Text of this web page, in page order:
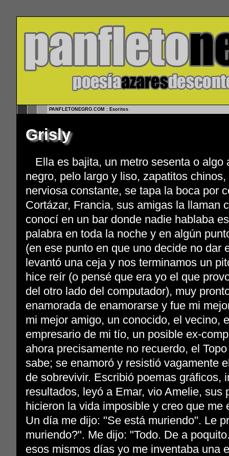
PANFLETONEGRO.COM : Escritos
Grisly
Ella es bajita, un metro sesenta o algo
negro, pelo largo y liso, zapatitos
nerviosa constante, se tapa la boca por
Cortázar, Francia, sus amigas la llaman
conocí en un bar donde nadie hablaba
palabra en toda la noche y en algún
(en ese punto en que uno decide no dar
levantó una ceja y nos terminamos un
hice reír (o pensé que era yo el que
del otro lado del computador), muy
enamorada de enamorarse y fue mi
mi mejor amigo, un conocido, el vecino,
empresario de mi tío, un posible ex-
ahora precisamente no recuerdo, el
sabe; se enamoró y resistió vagamente
de sobrevivir. Escribió poemas gráficos,
resultados, leyó a Emar, vio Amelie, sus
hicieron la vida imposible y creo que me
Un día me dijo: "Se está muriendo". Le
muriendo?". Me dijo: "Todo. De a
esos mismos días yo me inventaba una